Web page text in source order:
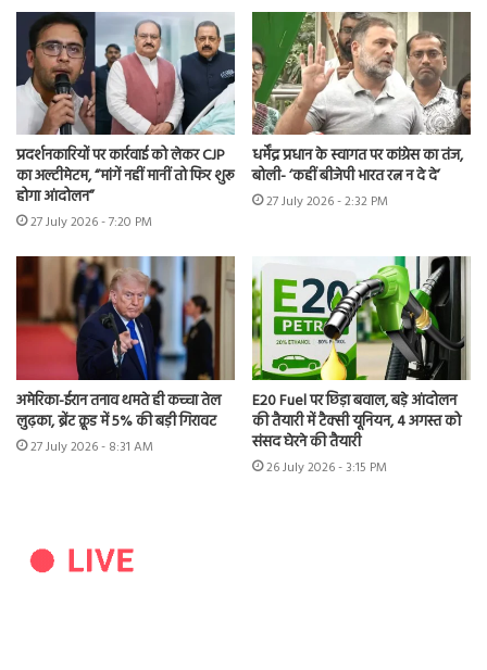
प्रदर्शनकारियों पर कार्रवाई को लेकर CJP
का अल्टीमेटम, “मांगें नहीं मानीं तो फिर शुरू
होगा आंदोलन”
27 July 2026 - 7:20 PM
धर्मेंद्र प्रधान के स्वागत पर कांग्रेस का तंज,
बोली- ‘कहीं बीजेपी भारत रत्न न दे दे’
27 July 2026 - 2:32 PM
अमेरिका-ईरान तनाव थमते ही कच्चा तेल
लुढ़का, ब्रेंट क्रूड में 5% की बड़ी गिरावट
27 July 2026 - 8:31 AM
E20 Fuel पर छिड़ा बवाल, बड़े आंदोलन
की तैयारी में टैक्सी यूनियन, 4 अगस्त को
संसद घेरने की तैयारी
26 July 2026 - 3:15 PM